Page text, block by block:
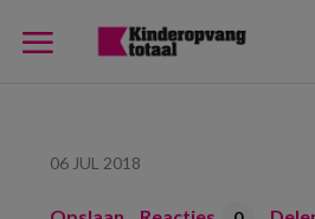
06 JUL 2018